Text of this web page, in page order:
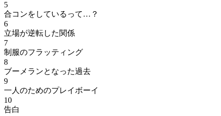
5
合コンをしているって…？
6
立場が逆転した関係
7
制服のフラッティング
8
ブーメランとなった過去
9
一人のためのプレイボーイ
10
告白